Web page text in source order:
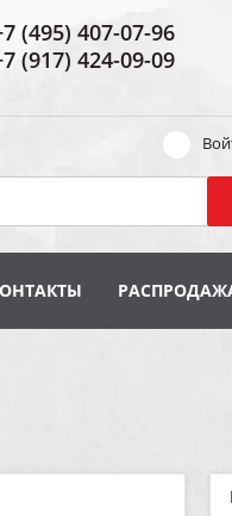
(495) 407-07-96
(917) 424-09-09